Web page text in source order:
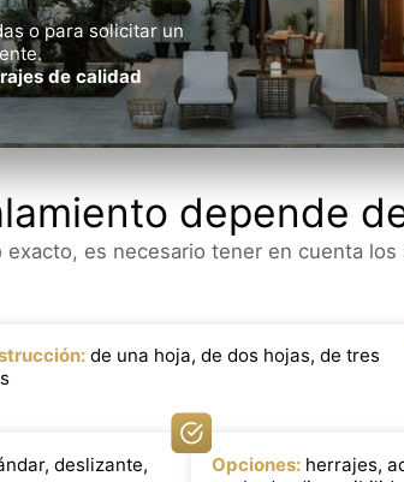
o para solicitar un
de calidad
depende
exacto, es necesario tener en cuenta
de una hoja, de dos hojas, de tres
deslizante,
Opciones:herrajes,